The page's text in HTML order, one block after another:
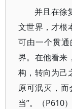
并且在徐
文世界，才根
可由一个贯
界。在他看来
构，转向为己
原可泯灭，
当”。（P610）